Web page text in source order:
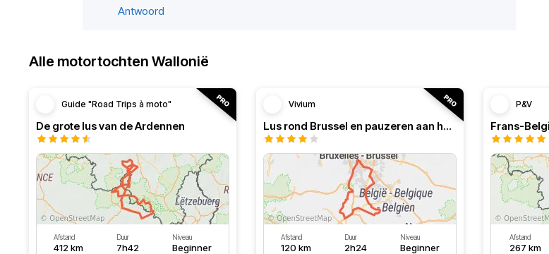
Antwoord
Alle motortochten Wallonië
Guide "Road Trips à moto"
De grote lus van de Ardennen
Afstand
412 km
Duur
7h42
Niveau
Beginner
Vivium
Lus rond Brussel en pauzeren aan het water
Afstand
120 km
Duur
2h24
Niveau
Beginner
P&V
Afstand
267 km